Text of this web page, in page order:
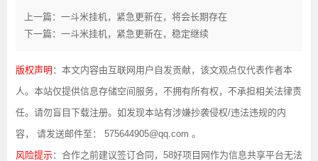
上一篇：一斗米挂机，紧急更新在，将会长期存在
下一篇：一斗米挂机，紧急更新在，稳定继续
版权声明 ：本文内容由互联网用户自发贡献，该文观点仅代表作者本
人。本站仅提供信息存储空间服务，不拥有所有权，不承担相关法律责
任。请勿盲目下载注册。如发现本站有涉嫌抄袭侵权/违法违规的内
容， 请发送邮件至： 575644905@qq.com 。
风险提示：合作之前建议签订合同，58好项目网作为信息共享平台无法